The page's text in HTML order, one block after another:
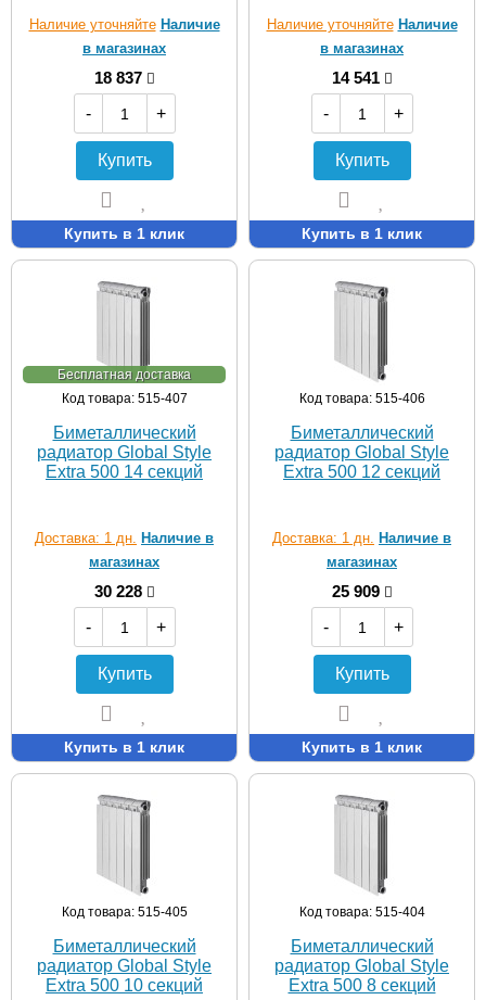
Наличие уточняйте Наличие
в магазинах
18 837
-
+
Купить
Купить в 1 клик
Наличие уточняйте Наличие
в магазинах
14 541
-
+
Купить
Купить в 1 клик
Бесплатная доставка
Код товара: 515-407
Биметаллический
радиатор Global Style
Extra 500 14 секций
Доставка: 1 дн. Наличие в
магазинах
30 228
-
+
Купить
Купить в 1 клик
Код товара: 515-406
Биметаллический
радиатор Global Style
Extra 500 12 секций
Доставка: 1 дн. Наличие в
магазинах
25 909
-
+
Купить
Купить в 1 клик
Код товара: 515-405
Биметаллический
радиатор Global Style
Extra 500 10 секций
Код товара: 515-404
Биметаллический
радиатор Global Style
Extra 500 8 секций